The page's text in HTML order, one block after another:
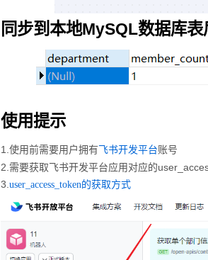
同步到本地MySQL数据库
使用提示
1.使用前需要用户拥有 飞书开发平台账号
2.需要获取飞书开发平台应用对应的
3.user_access_token的获取方式